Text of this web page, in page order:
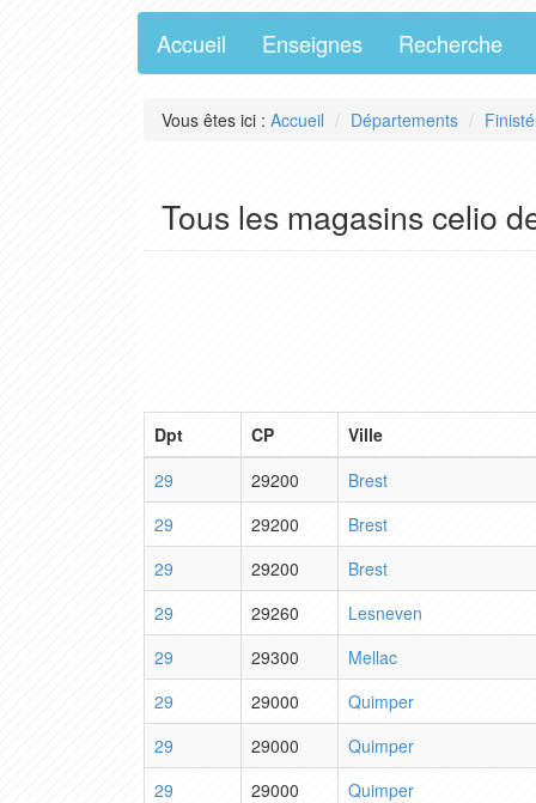
Accueil Enseignes Recherche
Vous êtes ici : Accueil Départements
Tous les magasins celio
Dpt CP
Ville
29
29200
Brest
29
29200
Brest
29
29200
Brest
29
29260
Lesneven
29
29300
Mellac
29
29000
Quimper
29
29000
Quimper
29
29000
Quimper